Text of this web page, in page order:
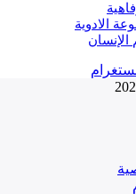
الادوية